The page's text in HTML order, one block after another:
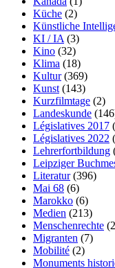
Küche (2)
Künstliche
KI / IA (3)
Kino (32)
Klima (18)
Kultur(369)
Kunst (143)
Kurzfilmtage (2)
Landeskunde
Législatives 2017
Législatives 2022
Lehrerfortbildung
Leipziger
Literatur(396)
Mai 68 (6)
Marokko (6)
Medien (213)
Menschenrechte
Migranten (7)
Mobilité (2)
Monuments